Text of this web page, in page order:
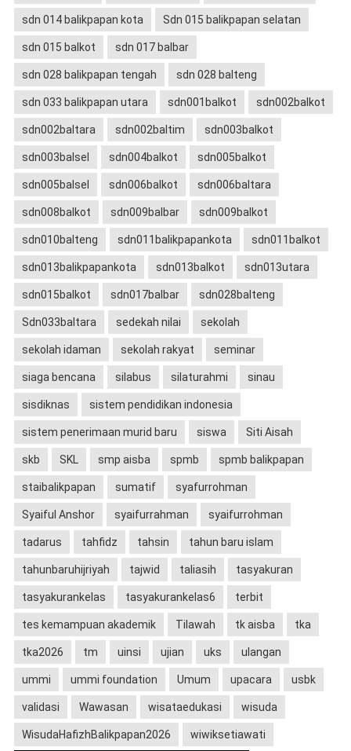
sdn 014 balikpapan kota Sdn 015 balikpapan selatan
sdn 015 balkot sdn 017 balbar
sdn 028 balikpapan tengah sdn 028 balteng
sdn 033 balikpapan utara sdn001balkot sdn002balkot
sdn002baltara sdn002baltim sdn003balkot
sdn003balsel sdn004balkot sdn005balkot
sdn005balsel sdn006balkot sdn006baltara
sdn008balkot sdn009balbar sdn009balkot
sdn010balteng sdn011balikpapankota sdn011balkot
sdn013balikpapankota sdn013balkot sdn013utara
sdn015balkot sdn017balbar sdn028balteng
Sdn033baltara sedekah nilai sekolah
sekolah idaman sekolah rakyat seminar
siaga bencana silabus silaturahmi sinau
sisdiknas sistem pendidikan indonesia
sistem penerimaan murid baru siswa Siti Aisah
skb SKL smp aisba spmb spmb balikpapan
staibalikpapan sumatif syafurrohman
Syaiful Anshor syaifurrahman syaifurrohman
tadarus tahfidz tahsin tahun baru islam
tahunbaruhijriyah tajwid taliasih tasyakuran
tasyakurankelas tasyakurankelas6 terbit
tes kemampuan akademik Tilawah tk aisba tka
tka2026 tm uinsi ujian uks ulangan
ummi ummi foundation Umum upacara usbk
validasi Wawasan wisataedukasi wisuda
WisudaHafizhBalikpapan2026 wiwiksetiawati